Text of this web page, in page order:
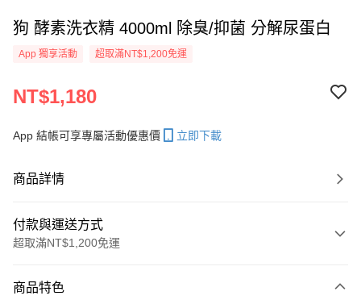
狗 酵素洗衣精 4000ml 除臭/抑菌 分解尿蛋白
App 獨享活動 超取滿NT$1,200免運
NT$1,180
App 結帳可享專屬活動優惠價 立即下載
商品詳情
付款與運送方式
超取滿NT$1,200免運
信用卡一次付款
商品特色